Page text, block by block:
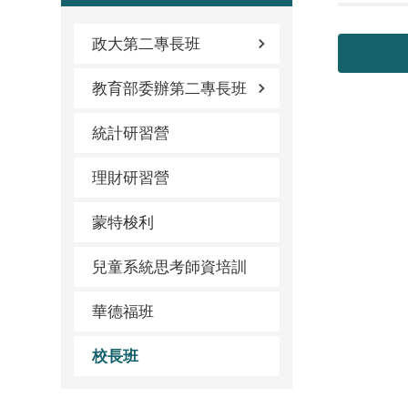
政大第二專長班
教育部委辦第二專長班
統計研習營
理財研習營
蒙特梭利
兒童系統思考師資培訓
華德福班
校長班